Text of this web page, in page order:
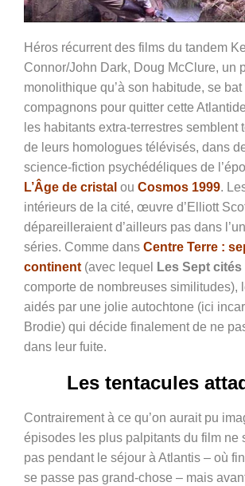
Héros récurrent des films du tandem
Connor/John Dark, Doug McClure, un
monolithique qu’à son habitude, se
compagnons pour quitter cette
les habitants extra-terrestres semblent
de leurs homologues télévisés, dans
science-fiction psychédéliques de
L’Âge de cristal ou Cosmos 1999.
intérieurs de la cité, œuvre d’Elliott
dépareilleraient d’ailleurs pas dans
séries. Comme dans Centre Terre :
continent(avec lequel
Les Sept cités
comporte de nombreuses similitudes),
aidés par une jolie autochtone (ici
Brodie) qui décide finalement de ne
dans leur fuite.
Les tentacules
Contrairement à ce qu’on aurait pu
épisodes les plus palpitants du film ne
pas pendant le séjour à Atlantis – où
se passe pas grand-chose – mais